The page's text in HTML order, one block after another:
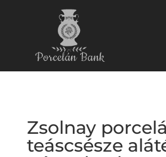
Zsolnay
teáscsésze